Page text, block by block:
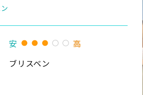
安
高
ブリスベン